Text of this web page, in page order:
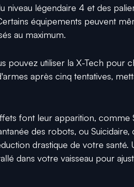
niveau légendaire 4 et des
équipements peuvent
au maximum.
pouvez utiliser la X-Tech pour
après cinq tentatives,
font leur apparition, comme
des robots, ou
drastique de votre
dans votre vaisseau pour